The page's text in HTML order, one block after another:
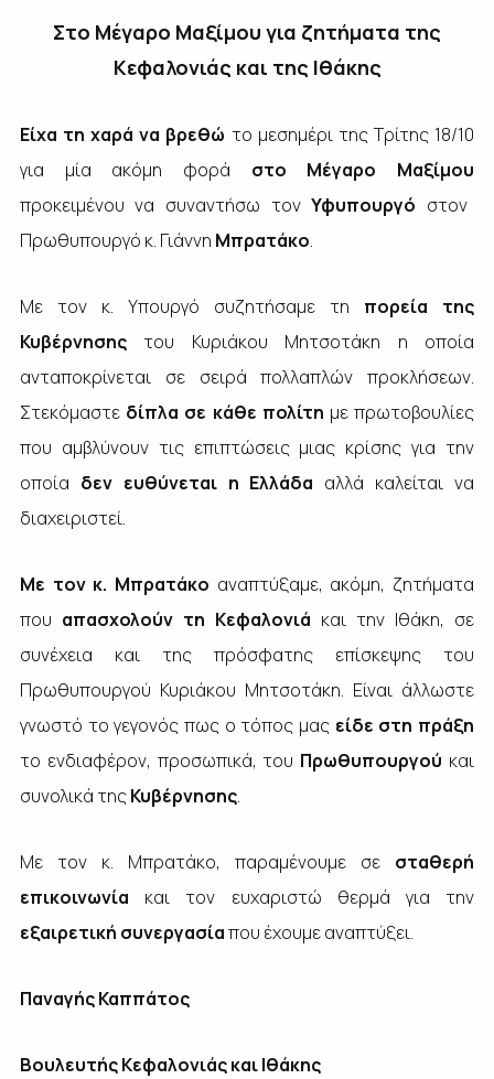
Στο Μέγαρο Μαξίμου για ζητήματα της
Κεφαλονιάς και της Ιθάκης
Είχα τη χαρά να βρεθώ το μεσημέρι της Τρίτης 18/10
για μία ακόμη φορά στο Μέγαρο Μαξίμου
προκειμένου να συναντήσω τονΥφυπουργό στον
Πρωθυπουργό κ. Γιάννη Μπρατάκο.
Με τον κ. Υπουργό συζητήσαμε τη πορεία της
Κυβέρνησηςτου Κυριάκου Μητσοτάκη η οποία
ανταποκρίνεται σε σειρά πολλαπλών προκλήσεων.
Στεκόμαστε δίπλα σε κάθε πολίτη με πρωτοβουλίες
που αμβλύνουν τις επιπτώσεις μιας κρίσης για την
οποία δεν ευθύνεται η Ελλάδα αλλά καλείται να
διαχειριστεί.
Με τον κ. Μπρατάκο αναπτύξαμε, ακόμη, ζητήματα
που απασχολούν τη Κεφαλονιά και την Ιθάκη, σε
συνέχεια και της πρόσφατης επίσκεψης του
Πρωθυπουργού Κυριάκου Μητσοτάκη. Είναι άλλωστε
γνωστό το γεγονός πως ο τόπος μας είδε στη πράξη
το ενδιαφέρον, προσωπικά, του Πρωθυπουργού και
συνολικά τηςΚυβέρνησης.
Με τον κ. Μπρατάκο, παραμένουμε σε σταθερή
επικοινωνία και τον ευχαριστώ θερμά για την
εξαιρετική συνεργασίαπου έχουμε αναπτύξει.
Παναγής Καππάτος
Βουλευτής Κεφαλονιάς και Ιθάκης